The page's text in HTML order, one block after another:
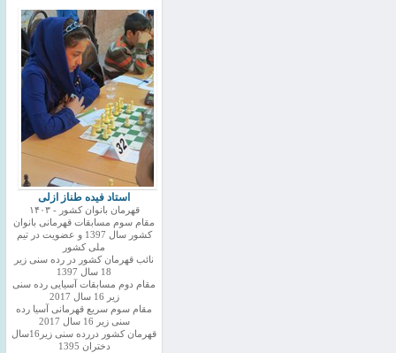
استاد فیده طناز ازلی
قهرمان بانوان کشور - ۱۴۰۳
مقام سوم مسابقات قهرمانی بانوان
کشور سال 1397 و عضویت در تیم
ملی کشور
نائب قهرمان کشور در رده سنی زیر
18 سال 1397
مقام دوم مسابقات آسیایی رده سنی
زیر 16 سال 2017
مقام سوم سریع قهرمانی آسیا رده
سنی زیر 16 سال 2017
قهرمان کشور دررده سنی زیر16سال
دختران 1395